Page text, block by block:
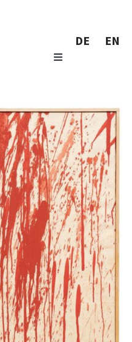
DE EN